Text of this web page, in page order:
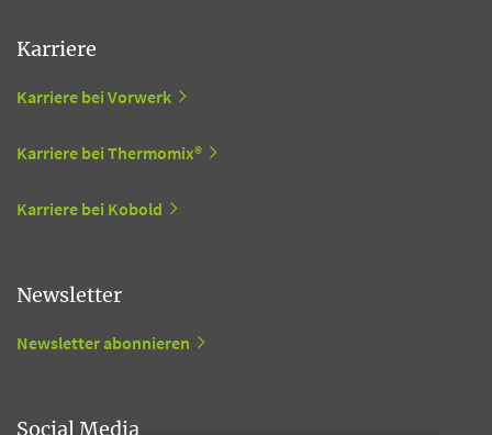
Karriere
Karriere bei Vorwerk
Karriere bei Thermomix®
Karriere bei Kobold
Newsletter
Newsletter abonnieren
Social Media